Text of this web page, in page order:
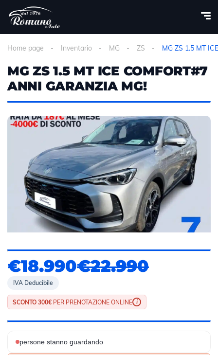
Home page Inventario MG ZS MG ZS 1.5 MT
MG ZS 1.5 MT ICE COMFORT#7
ANNI GARANZIA MG!
€18.990€22.990
IVA Deducibile
SCONTO 300€ PER PRENOTAZIONE ONLINE i
persone stanno guardando